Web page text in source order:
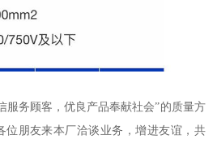
服务顾客，优良产品奉献社会”的质量方
位朋友来本厂洽谈业务，增进友谊，共